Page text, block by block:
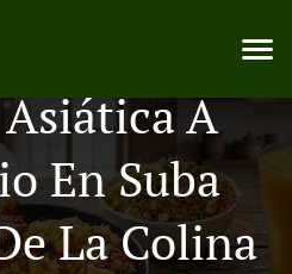
A
En Suba
La Colina